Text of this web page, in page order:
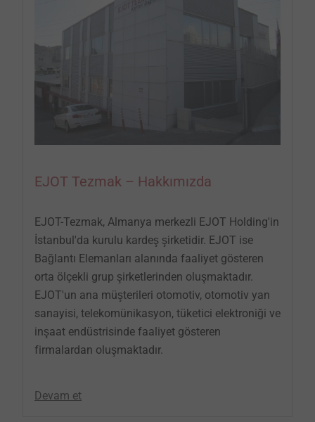
EJOT Tezmak – Hakkımızda
EJOT-Tezmak, Almanya merkezli EJOT Holding'in
İstanbul'da kurulu kardeş şirketidir. EJOT ise
Bağlantı Elemanları alanında faaliyet gösteren
orta ölçekli grup şirketlerinden oluşmaktadır.
EJOT'un ana müşterileri otomotiv, otomotiv yan
sanayisi, telekomünikasyon, tüketici elektroniği ve
inşaat endüstrisinde faaliyet gösteren
firmalardan oluşmaktadır.
Devam et